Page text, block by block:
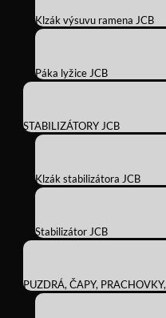
Klzák výsuvu ramena JCB
Páka lyžice JCB
STABILIZÁTORY JCB
Klzák stabilizátora JCB
Stabilizátor JCB
PUZDRÁ, ČAPY,